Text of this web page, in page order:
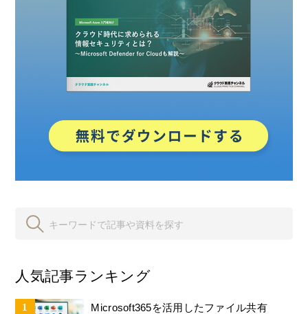
人気記事ランキング
Microsoft365を活用したファイル共有